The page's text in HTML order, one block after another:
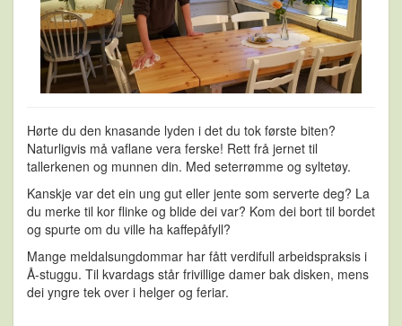
Hørte du den knasande lyden i det du tok første biten?
Naturligvis må vaflane vera ferske! Rett frå jernet til
tallerkenen og munnen din. Med seterrømme og syltetøy.
Kanskje var det ein ung gut eller jente som serverte deg? La
du merke til kor flinke og blide dei var? Kom dei bort til bordet
og spurte om du ville ha kaffepåfyll?
Mange meldalsungdommar har fått verdifull arbeidspraksis i
Å-stuggu. Til kvardags står frivillige damer bak disken, mens
dei yngre tek over i helger og feriar.